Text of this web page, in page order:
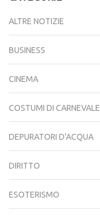
ALTRE NOTIZIE
BUSINESS
CINEMA
COSTUMI DI CARNEVALE
DEPURATORI D'ACQUA
DIRITTO
ESOTERISMO